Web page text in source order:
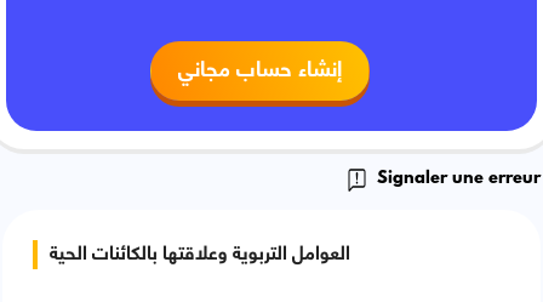
إنشاء حساب مجاني
Signaler une erreur
العوامل التربوية وعلاقتها بالكائنات الحية